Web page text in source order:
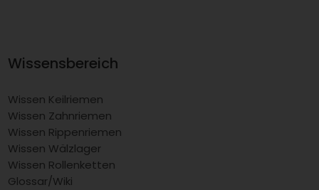
Wissensbereich
Wissen Keilriemen
Wissen Zahnriemen
Wissen Rippenriemen
Wissen Wälzlager
Wissen Rollenketten
Glossar/Wiki